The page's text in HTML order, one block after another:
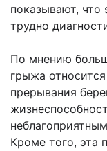
показывают, что
трудно
По мнению
грыжа
прерывания
Кроме того, эта